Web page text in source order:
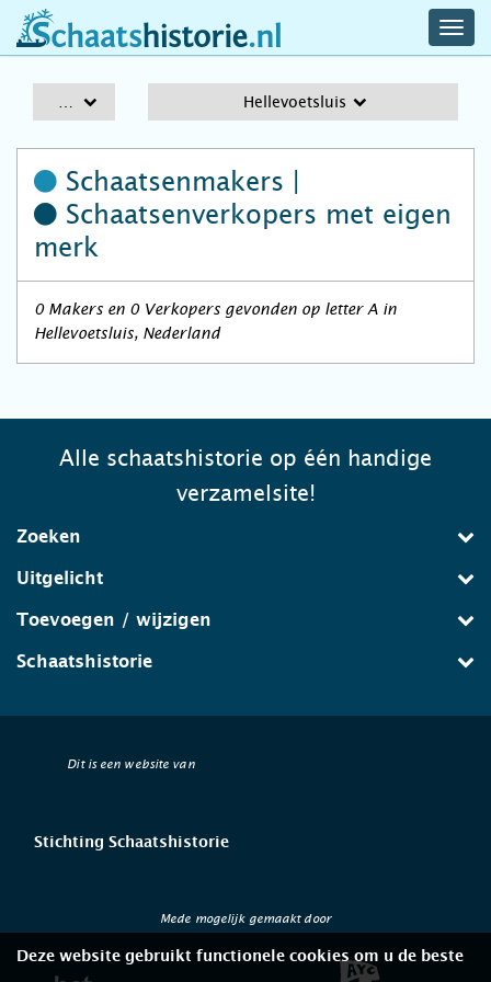
schaatshistorie.nl
Hellevoetsluis
Schaatsenmakers |
Schaatsenverkopers met eigen
merk
0 Makers en 0 Verkopers gevonden op letter A in
Hellevoetsluis, Nederland
Alle schaatshistorie op één handige
verzamelsite!
Zoeken
Uitgelicht
Toevoegen / wijzigen
Schaatshistorie
Dit is een website van
Stichting Schaatshistorie
Mede mogelijk gemaakt door
Deze website gebruikt functionele cookies om u de beste